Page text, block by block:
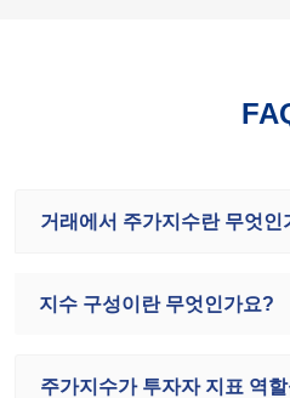
거래에서 주가지수란 무엇인
지수 구성이란 무엇인가요?
주가지수가 투자자 지표 역